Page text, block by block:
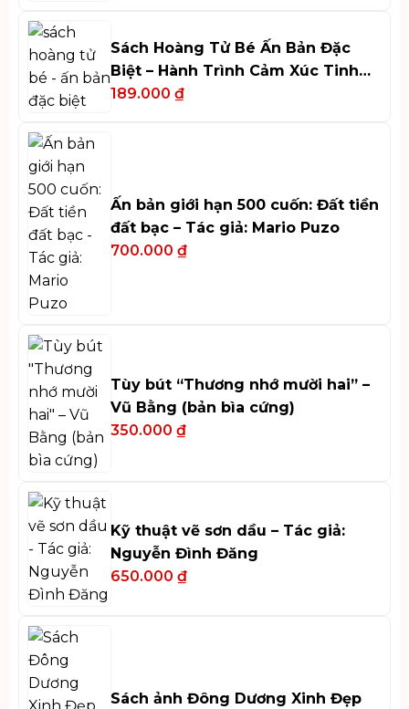
Sách Hoàng Tử Bé Ấn Bản Đặc
Biệt – Hành Trình Cảm Xúc Tinh
Tế
189.000 ₫
Ấn bản giới hạn 500 cuốn: Đất tiền
đất bạc – Tác giả: Mario Puzo
700.000 ₫
Tùy bút “Thương nhớ mười hai” –
Vũ Bằng (bản bìa cứng)
350.000 ₫
Kỹ thuật vẽ sơn dầu – Tác giả:
Nguyễn Đình Đăng
650.000 ₫
Sách ảnh Đông Dương Xinh Đẹp